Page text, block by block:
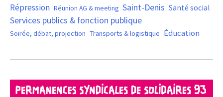
Répression Réunion AG & meeting Saint-Denis Santé social
Services publics & fonction publique
Soirée, débat, projection Transports & logistique Éducation